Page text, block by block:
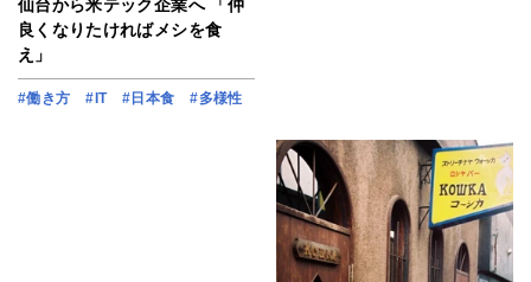
仙台から米テック企業へ 「仲
良くなりたければメシを食
え」
#働き方 #IT #日本食 #多様性